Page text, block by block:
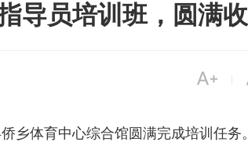
导员培训班，圆满收

体育中心综合馆圆满完成培训任务